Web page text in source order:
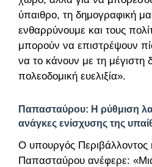
ύπαιθρο, τη δημογραφική
ενθαρρύνουμε και τους
μπορούν να επιστρέψουν
να το κάνουν με τη μέγιστη
πολεοδομική ευελιξία».
Παπασταύρου: Η ρύθμιση
ανάγκες ενίσχυσης της
Ο υπουργός Περιβάλλοντος
Παπασταύρου ανέφερε: